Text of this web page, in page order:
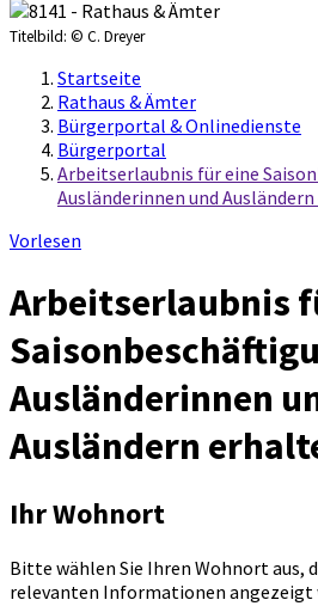
Titelbild: © C. Dreyer
Startseite
Rathaus & Ämter
Bürgerportal & Onlinedienste
Bürgerportal
Arbeitserlaubnis für eine
Ausländerinnen und
Vorlesen
Arbeitserlaubnis
Ausländerinnen
Ausländern
Ihr Wohnort
Bitte wählen Sie Ihren Wohnort aus,
relevanten Informationen angezeigt